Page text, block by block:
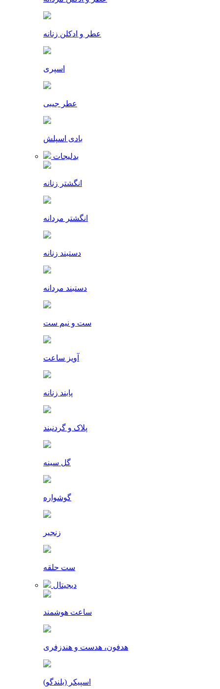
عطر و ادکلن زنانه
اسپری
عطر جیبی
بادی اسپلش
بدلیجات
انگشتر زنانه
انگشتر مردانه
دستبند زنانه
دستبند مردانه
ست و نیم ست
آویز ساعت
پابند زنانه
پلاک و گردنبند
گل سینه
گوشواره
زنجیر
ست حلقه
دیجیتال
ساعت هوشمند
هدفون، هدست و هندزفری
اسپیکر (بلندگو)